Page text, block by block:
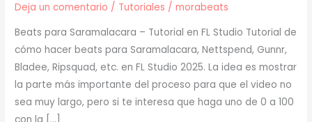
Deja un comentario / Tutoriales /morabeats
Beats para Saramalacara – Tutorial en FL Studio Tutorial de
cómo hacer beats para Saramalacara, Nettspend, Gunnr,
Bladee, Ripsquad, etc. en FL Studio 2025. La idea es mostrar
la parte más importante del proceso para que el video no
sea muy largo, pero si te interesa que haga uno de 0 a 100